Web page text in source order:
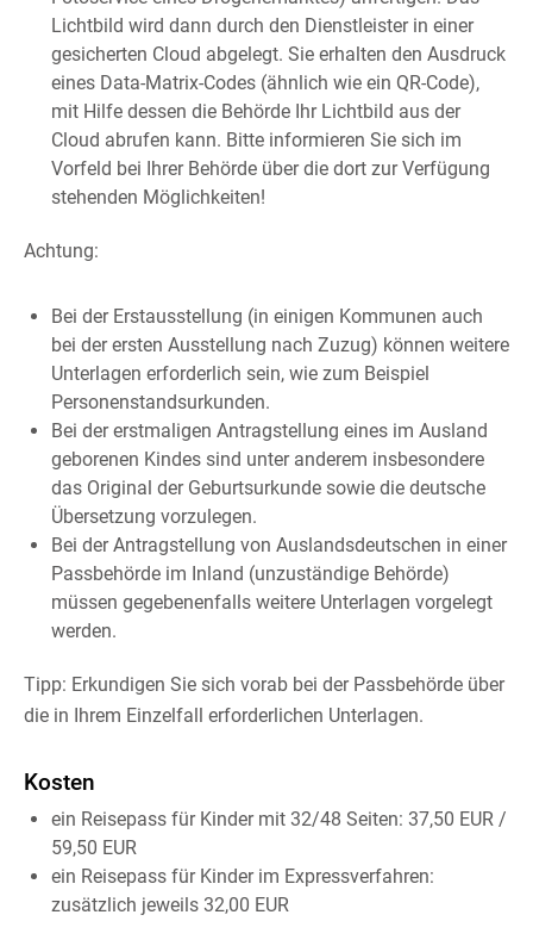
Lichtbild wird dann durch den Dienstleister in einer
gesicherten Cloud abgelegt. Sie erhalten den Ausdruck
eines Data-Matrix-Codes (ähnlich wie ein QR-Code),
mit Hilfe dessen die Behörde Ihr Lichtbild aus der
Cloud abrufen kann. Bitte informieren Sie sich im
Vorfeld bei Ihrer Behörde über die dort zur Verfügung
stehenden Möglichkeiten!
Achtung:
Bei der Erstausstellung (in einigen Kommunen auch
bei der ersten Ausstellung nach Zuzug) können weitere
Unterlagen erforderlich sein, wie zum Beispiel
Personenstandsurkunden.
Bei der erstmaligen Antragstellung eines im Ausland
geborenen Kindes sind unter anderem insbesondere
das Original der Geburtsurkunde sowie die deutsche
Übersetzung vorzulegen.
Bei der Antragstellung von Auslandsdeutschen in einer
Passbehörde im Inland (unzuständige Behörde)
müssen gegebenenfalls weitere Unterlagen vorgelegt
werden.
Tipp: Erkundigen Sie sich vorab bei der Passbehörde über
die in Ihrem Einzelfall erforderlichen Unterlagen.
Kosten
ein Reisepass für Kinder mit 32/48 Seiten: 37,50 EUR /
59,50 EUR
ein Reisepass für Kinder im Expressverfahren:
zusätzlich jeweils 32,00 EUR